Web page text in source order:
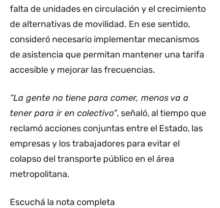
falta de unidades en circulación y el crecimiento
de alternativas de movilidad. En ese sentido,
consideró necesario implementar mecanismos
de asistencia que permitan mantener una tarifa
accesible y mejorar las frecuencias.
“La gente no tiene para comer, menos va a
tener para ir en colectivo”, señaló, al tiempo que
reclamó acciones conjuntas entre el Estado, las
empresas y los trabajadores para evitar el
colapso del transporte público en el área
metropolitana.
Escuchá la nota completa